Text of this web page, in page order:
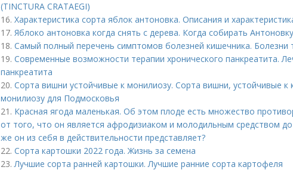
(TINCTURA CRATAEGI)
16. Характеристика сорта яблок антоновка. Описания и
17. Яблоко антоновка когда снять с дерева. Когда собирать
18. Самый полный перечень симптомов болезней кишечника. Болезни
19. Современные возможности терапии хронического панкреатита.
панкреатита
20. Сорта вишни устойчивые к монилиозу. Сорта вишни, устойчивые к
монилиозу для Подмосковья
21. Красная ягода маленькая. Об этом плоде есть множество
от того, что он является афродизиаком и молодильным средством
же он из себя в действительности представляет?
22. Сорта картошки 2022 года. Жизнь за семена
23.Лучшие сорта ранней картошки. Лучшие ранние сорта картофеля